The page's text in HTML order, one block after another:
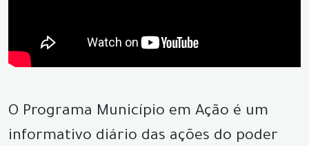
O Programa Município em Ação é um
informativo diário das ações do poder